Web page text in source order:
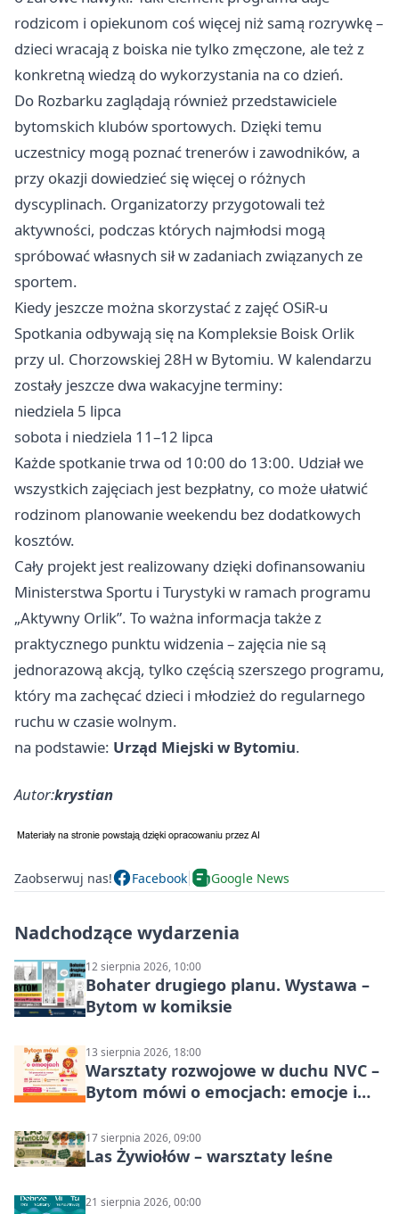
rodzicom i opiekunom coś więcej niż samą rozrywkę –
dzieci wracają z boiska nie tylko zmęczone, ale też z
konkretną wiedzą do wykorzystania na co dzień.
Do Rozbarku zaglądają również przedstawiciele
bytomskich klubów sportowych. Dzięki temu
uczestnicy mogą poznać trenerów i zawodników, a
przy okazji dowiedzieć się więcej o różnych
dyscyplinach. Organizatorzy przygotowali też
aktywności, podczas których najmłodsi mogą
spróbować własnych sił w zadaniach związanych ze
sportem.
Kiedy jeszcze można skorzystać z zajęć OSiR-u
Spotkania odbywają się na Kompleksie Boisk Orlik
przy ul. Chorzowskiej 28H w Bytomiu. W kalendarzu
zostały jeszcze dwa wakacyjne terminy:
niedziela 5 lipca
sobota i niedziela 11–12 lipca
Każde spotkanie trwa od 10:00 do 13:00. Udział we
wszystkich zajęciach jest bezpłatny, co może ułatwić
rodzinom planowanie weekendu bez dodatkowych
kosztów.
Cały projekt jest realizowany dzięki dofinansowaniu
Ministerstwa Sportu i Turystyki w ramach programu
„Aktywny Orlik”. To ważna informacja także z
praktycznego punktu widzenia – zajęcia nie są
jednorazową akcją, tylko częścią szerszego programu,
który ma zachęcać dzieci i młodzież do regularnego
ruchu w czasie wolnym.
na podstawie: Urząd Miejski w Bytomiu.
Autor:krystian
Zaobserwuj nas! Facebook Google News
Nadchodzące wydarzenia
12 sierpnia 2026, 10:00
Bohater drugiego planu. Wystawa –
Bytom w komiksie
13 sierpnia 2026, 18:00
Warsztaty rozwojowe w duchu NVC –
Bytom mówi o emocjach: emocje i
17 sierpnia 2026, 09:00
Las Żywiołów – warsztaty leśne
21 sierpnia 2026, 00:00